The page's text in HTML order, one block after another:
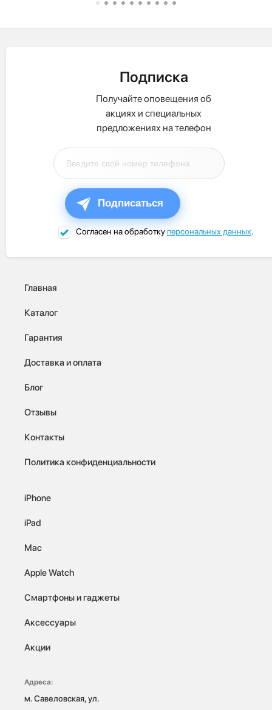
Подписка
Получайте оповещения об
акциях и специальных
предложениях на телефон
Подписаться
Согласен на обработкуперсональных данных.
Главная
Каталог
Гарантия
Доставка и оплата
Блог
Отзывы
Контакты
Политика конфиденциальности
iPhone
iPad
Mac
Apple Watch
Смартфоны и гаджеты
Аксессуары
Акции
Адреса:
м. Савеловская, ул.